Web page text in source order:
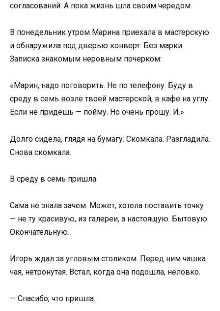
согласований. А пока жизнь шла своим чередом.
В понедельник утром Марина приехала в мастерскую
и обнаружила под дверью конверт. Без марки.
Записка знакомым неровным почерком:
«Марин, надо поговорить. Не по телефону. Буду в
среду в семь возле твоей мастерской, в кафе на углу.
Если не придёшь — пойму. Но очень прошу. И.»
Долго сидела, глядя на бумагу. Скомкала. Разгладила.
Снова скомкала.
В среду в семь пришла.
Сама не знала зачем. Может, хотела поставить точку
— не ту красивую, из галереи, а настоящую. Бытовую.
Окончательную.
Игорь ждал за угловым столиком. Перед ним чашка
чая, нетронутая. Встал, когда она подошла, неловко.
— Спасибо, что пришла.